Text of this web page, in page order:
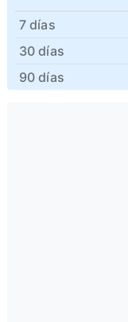
7 días
30 días
90 días